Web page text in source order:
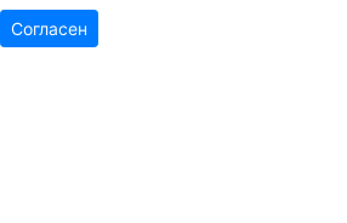
Согласен